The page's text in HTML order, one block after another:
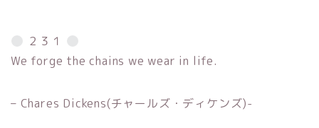
２３１
We forge the chains we wear in life.
– Chares Dickens(チャールズ・ディケンズ)-